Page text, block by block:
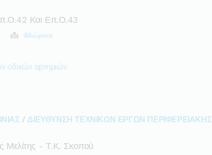
Και Επ.ο.43
Φλώρινα
οδικών αρτηριών
/ ΔΙΕΥΘΥΝΣΗ ΤΕΧΝΙΚΩΝ ΕΡΓΩΝ ΠΕΡΙΦΕΡΕΙΑΚΗΣ
Μελίτης - Τ.κ. Σκοπού